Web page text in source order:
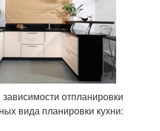
отпланировки
вида планировки кухни: